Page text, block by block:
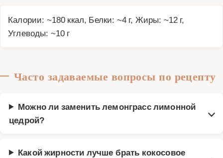
Калории: ~180 ккал, Белки: ~4 г, Жиры: ~12 г,
Углеводы: ~10 г
Часто задаваемые вопросы по рецепту
Можно ли заменить лемонграсс лимонной
цедрой?
Какой жирности лучше брать кокосовое